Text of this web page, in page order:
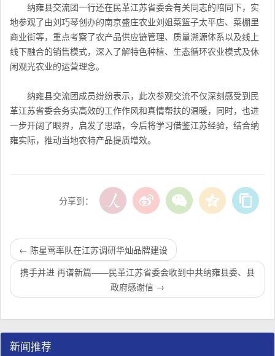
纳雍县交流团一行还在民革江苏省委会有关同志的陪同下，实
地参观了由刘巧琴创办的南京盛庄农业刘姐菜篮子太平店、菜棚里
商业街等，重点考察了农产品供应链管理、质量溯源体系以及线上
线下融合的销售模式，深入了解特色种植、生态循环农业模式及休
闲观光农业的运营理念。
纳雍县交流团成员纷纷表示，此次参观交流不仅深刻感受到民
革江苏省委会务实高效的工作作风和真情帮扶的温暖，同时，也进
一步开阔了眼界，启发了思路，今后将学习借鉴江苏经验，结合纳
雍实际，推动当地农特产品提质增效。
分享到：
← 陈星莺率队在江苏调研华灿品牌建设
携手并进 再谱新篇——民革江苏省委会收到中共纳雍县委、县
政府感谢信 →
新闻推荐